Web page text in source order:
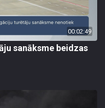
00:02:49
sanāksme beidzas